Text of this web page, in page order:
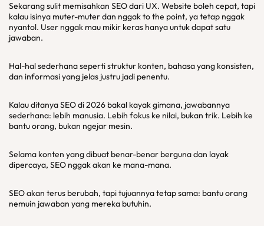
Sekarang sulit memisahkan SEO dari UX. Website boleh cepat, tapi
kalau isinya muter-muter dan nggak to the point, ya tetap nggak
nyantol. User nggak mau mikir keras hanya untuk dapat satu
jawaban.
Hal-hal sederhana seperti struktur konten, bahasa yang konsisten,
dan informasi yang jelas justru jadi penentu.
Kalau ditanya SEO di 2026 bakal kayak gimana, jawabannya
sederhana: lebih manusia. Lebih fokus ke nilai, bukan trik. Lebih ke
bantu orang, bukan ngejar mesin.
Selama konten yang dibuat benar-benar berguna dan layak
dipercaya, SEO nggak akan ke mana-mana.
SEO akan terus berubah, tapi tujuannya tetap sama: bantu orang
nemuin jawaban yang mereka butuhin.